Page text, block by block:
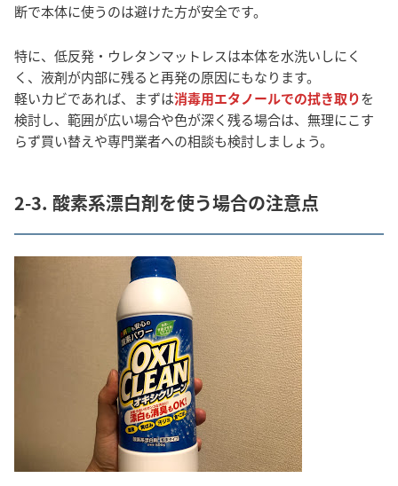
断で本体に使うのは避けた方が安全です。
特に、低反発・ウレタンマットレスは本体を水洗いしにく
く、液剤が内部に残ると再発の原因にもなります。
軽いカビであれば、まずは消毒用エタノールでの拭き取りを
検討し、範囲が広い場合や色が深く残る場合は、無理にこす
らず買い替えや専門業者への相談も検討しましょう。
2-3. 酸素系漂白剤を使う場合の注意点